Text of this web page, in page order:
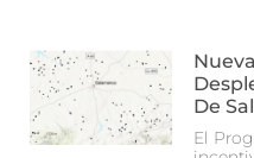
De
El